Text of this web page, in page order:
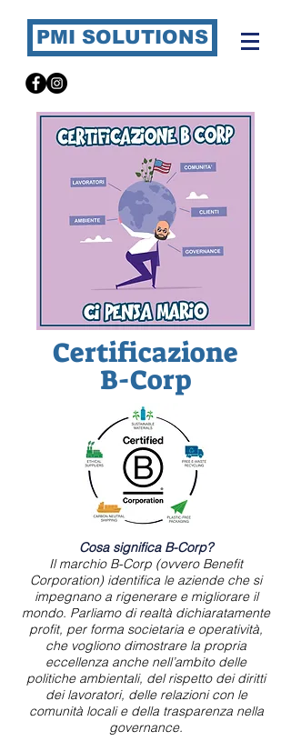
PMI SOLUTIONS
Certificazione
B-Corp
Cosa significa B-Corp?
Il marchio B-Corp (ovvero Benefit
Corporation) identifica le aziende che si
impegnano a rigenerare e migliorare il
mondo. Parliamo di realtà dichiaratamente
profit, per forma societaria e operatività,
che vogliono dimostrare la propria
eccellenza anche nell’ambito delle
politiche ambientali, del rispetto dei diritti
dei lavoratori, delle relazioni con le
comunità locali e della trasparenza nella
governance.